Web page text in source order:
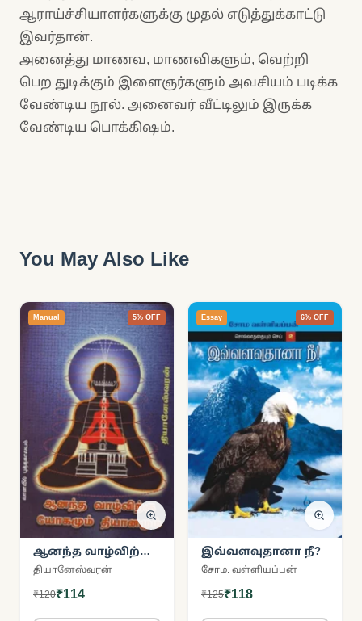
ஆராய்ச்சியாளர்களுக்கு முதல் எடுத்துக்காட்டு
இவர்தான்.
அனைத்து மாணவ, மாணவிகளும், வெற்றி
பெற துடிக்கும் இளைஞர்களும் அவசியம் படிக்க
வேண்டிய நூல். அனைவர் வீட்டிலும் இருக்க
வேண்டிய பொக்கிஷம்.
You May Also Like
Manual 5% OFF
ஆனந்த வாழ்விற்கு
யோகமும்
தியானேஸ்வரன்
₹120₹114
Essay 6% OFF
இவ்வளவுதானா நீ?
சோம. வள்ளியப்பன்
₹125₹118